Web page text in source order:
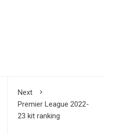
Next
Premier League 2022-
23 kit ranking